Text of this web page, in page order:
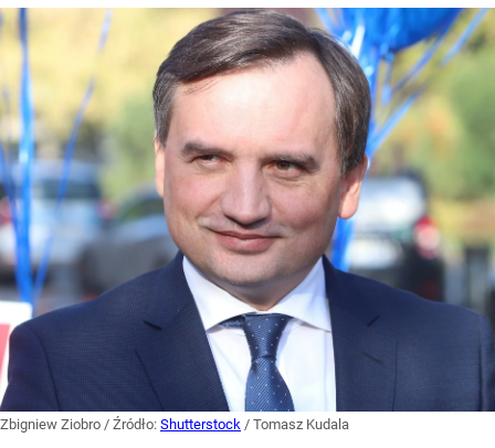
Zbigniew Ziobro / Źródło: Shutterstock / Tomasz Kudala